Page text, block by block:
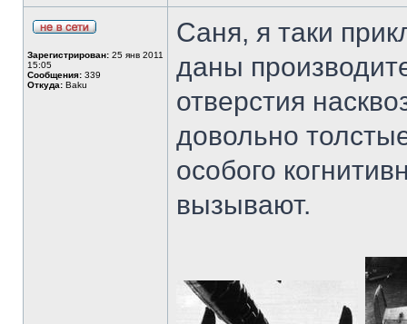
Зарегистрирован: 25 янв 2011
15:05
Сообщения: 339
Откуда: Baku
Саня, я таки
даны
отверстия
довольно
особого
вызывают.